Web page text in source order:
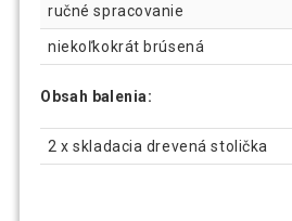
ručné spracovanie
niekoľkokrát brúsená
Obsah balenia:
2 x skladacia drevená stolička